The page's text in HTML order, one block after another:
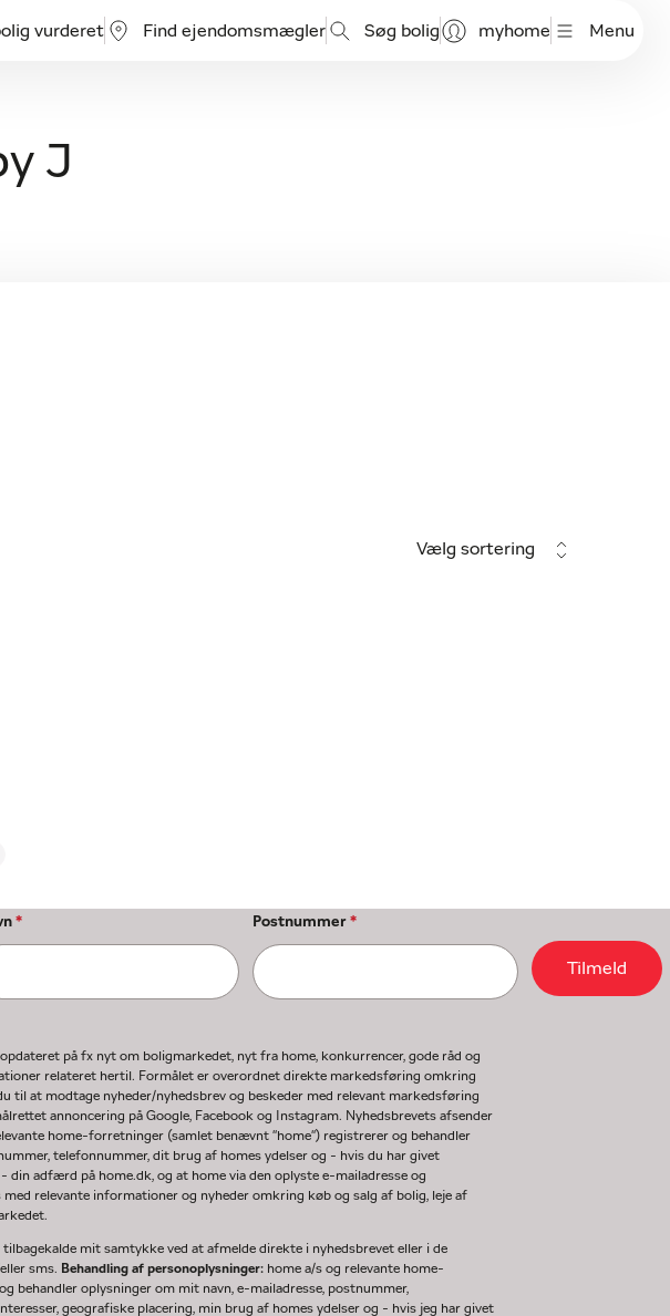
vurderet Find ejendomsmægler Søg bolig myhome Menu
J
Vælg sortering
* Postnummer*
Tilmeld
på fx nyt om boligmarkedet, nyt fra home, konkurrencer, gode råd og
relateret hertil. Formålet er overordnet direkte markedsføring omkring
til at modtage nyheder/nyhedsbrev og beskeder med relevant markedsføring
annoncering på Google, Facebook og Instagram. Nyhedsbrevets afsender
home-forretninger (samlet benævnt "home") registrerer og behandler
telefonnummer, dit brug af homes ydelser og - hvis du har givet
adfærd på home.dk, og at home via den oplyste e-mailadresse og
relevante informationer og nyheder omkring køb og salg af bolig, leje af
mit samtykke ved at afmelde direkte i nyhedsbrevet eller i de
sms. Behandling af personoplysninger: home a/s og relevante home-
behandler oplysninger om mit navn, e-mailadresse, postnummer,
geografiske placering, min brug af homes ydelser og - hvis jeg har givet